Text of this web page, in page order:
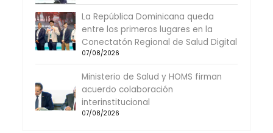
La República Dominicana queda
entre los primeros lugares en la
Conectatón Regional de Salud Digital
07/08/2026
Ministerio de Salud y HOMS firman
acuerdo colaboración
interinstitucional
07/08/2026